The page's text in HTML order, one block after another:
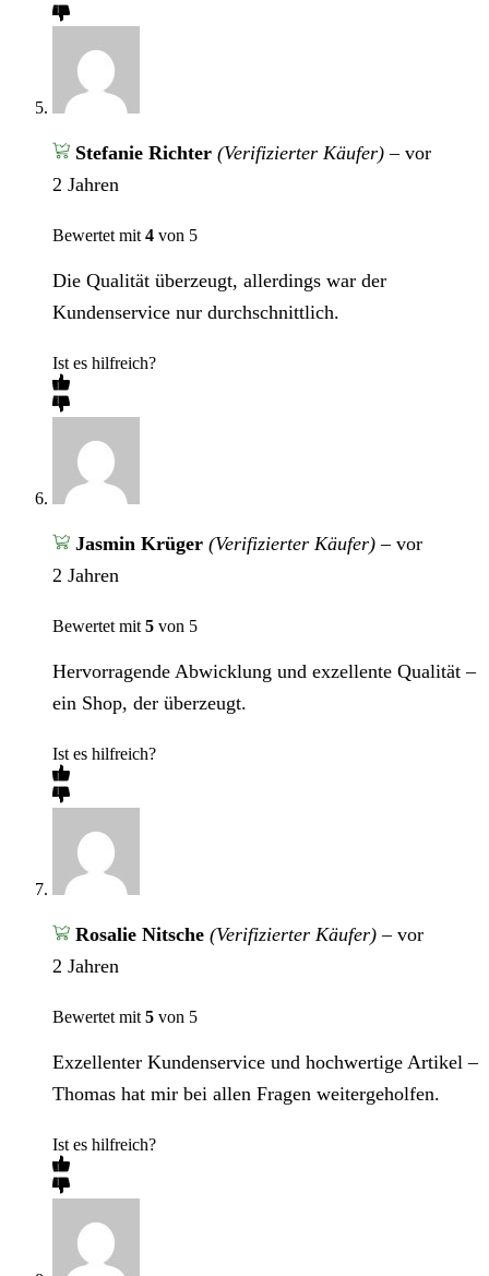
Stefanie Richter (Verifizierter Käufer) – vor
2 Jahren
Bewertet mit 4 von 5
Die Qualität überzeugt, allerdings war der
Kundenservice nur durchschnittlich.
Ist es hilfreich?
Jasmin Krüger (Verifizierter Käufer) – vor
2 Jahren
Bewertet mit 5 von 5
Hervorragende Abwicklung und exzellente Qualität –
ein Shop, der überzeugt.
Ist es hilfreich?
Rosalie Nitsche (Verifizierter Käufer) – vor
2 Jahren
Bewertet mit 5 von 5
Exzellenter Kundenservice und hochwertige Artikel –
Thomas hat mir bei allen Fragen weitergeholfen.
Ist es hilfreich?